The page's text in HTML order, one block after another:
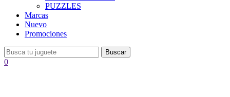
PUZZLES
Marcas
Nuevo
Promociones
Buscar
0